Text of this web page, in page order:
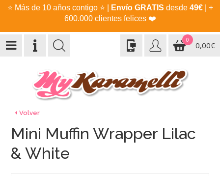
⭐ Más de 10 años contigo ⭐ Envío GRATIS desde 49€| +
600.000 clientes felices ❤️
0
0,00€
Volver
Mini Muffin Wrapper Lilac
& White